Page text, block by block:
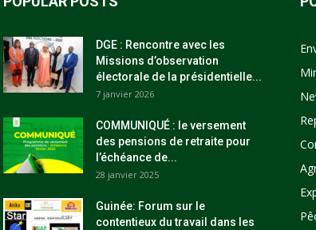
DGE : Rencontre avec les
Missions d’observation
électorale de la présidentielle...
7 janvier 2026
COMMUNIQUÉ : le versement
des pensions de retraite pour
l’échéance de...
28 janvier 2025
Guinée: Forum sur le
contentieux du travail dans les